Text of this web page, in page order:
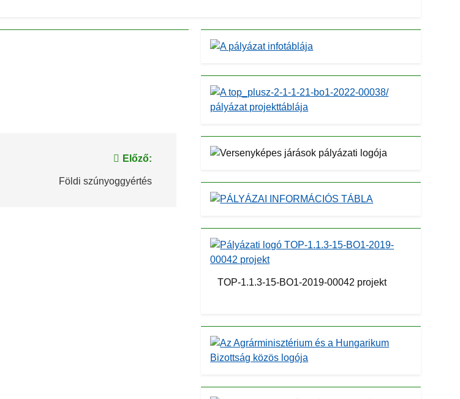
Előző:
Földi szúnyoggyértés
TOP-1.1.3-15-BO1-2019-00042 projekt